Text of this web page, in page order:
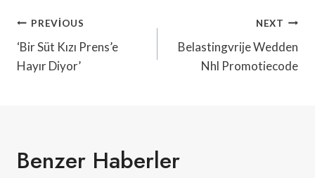
Yazı
Gezinmesi
PREVIOUS
‘Bir Süt Kızı Prens’e
Hayır Diyor’
NEXT
Belastingvrije Wedden
Nhl Promotiecode
Benzer Haberler